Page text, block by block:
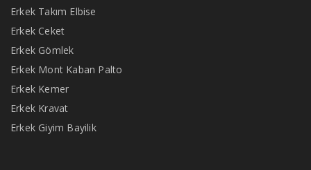
Erkek Takım Elbise
Erkek Ceket
Erkek Gömlek
Erkek Mont Kaban Palto
Erkek Kemer
Erkek Kravat
Erkek Giyim Bayilik